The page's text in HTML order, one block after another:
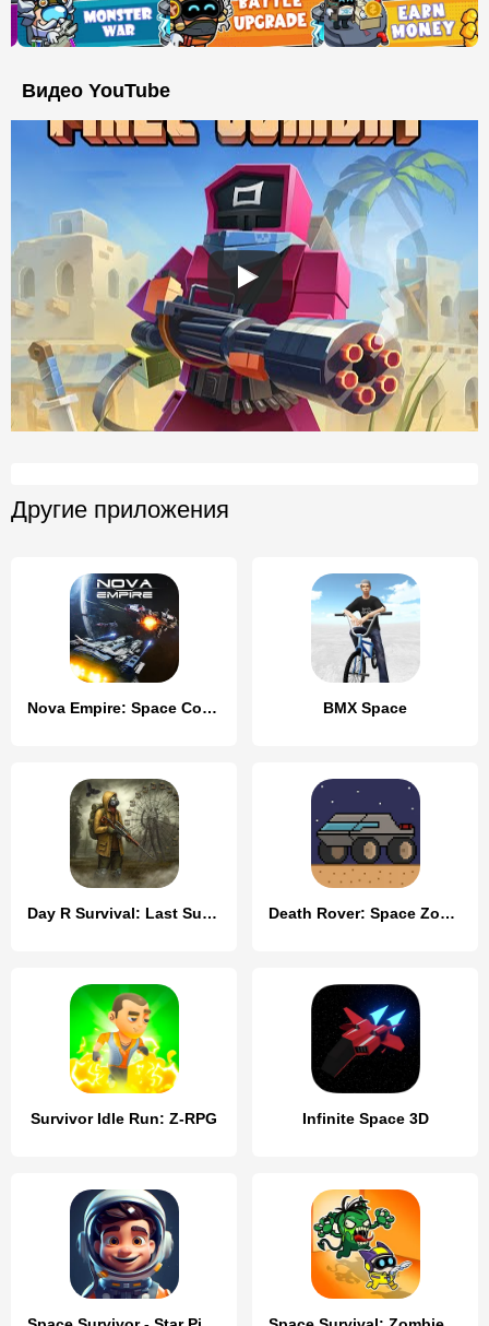
Видео YouTube
Другие приложения
Nova Empire: Space Commander BMX Space
Day R Survival: Last Survivor Death Rover: Space Zombie Race
Survivor Idle Run: Z-RPG Infinite Space 3D